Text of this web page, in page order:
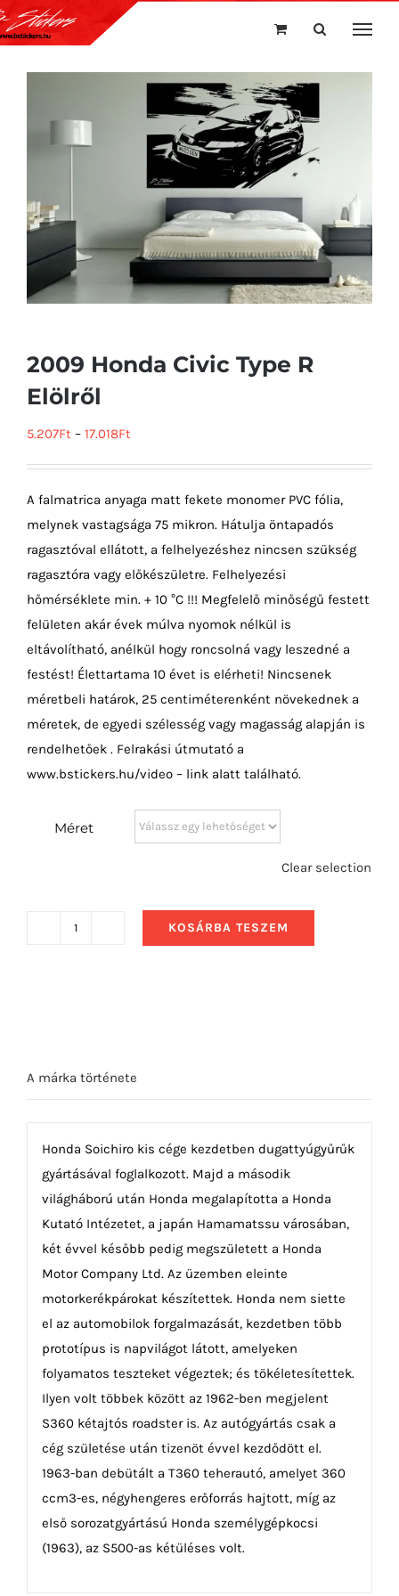
Kihagyás
2009 Honda Civic Type R
Elölről
5.207Ft – 17.018Ft
A falmatrica anyaga matt fekete monomer PVC fólia,
melynek vastagsága 75 mikron. Hátulja öntapadós
ragasztóval ellátott, a felhelyezéshez nincsen szükség
ragasztóra vagy előkészületre. Felhelyezési
hőmérséklete min. + 10 °C !!! Megfelelő minőségű festett
felületen akár évek múlva nyomok nélkül is
eltávolítható, anélkül hogy roncsolná vagy leszedné a
festést! Élettartama 10 évet is elérheti! Nincsenek
méretbeli határok, 25 centiméterenként növekednek a
méretek, de egyedi szélesség vagy magasság alapján is
rendelhetőek . Felrakási útmutató a
www.bstickers.hu/video – link alatt található.
Méret
Clear selection
KOSÁRBA TESZEM
A márka története
Honda Soichiro kis cége kezdetben dugattyúgyűrűk
gyártásával foglalkozott. Majd a második
világháború után Honda megalapította a Honda
Kutató Intézetet, a japán Hamamatssu városában,
két évvel később pedig megszületett a Honda
Motor Company Ltd. Az üzemben eleinte
motorkerékpárokat készítettek. Honda nem siette
el az automobilok forgalmazását, kezdetben több
prototípus is napvilágot látott, amelyeken
folyamatos teszteket végeztek; és tökéletesítettek.
Ilyen volt többek között az 1962-ben megjelent
S360 kétajtós roadster is. Az autógyártás csak a
cég születése után tizenöt évvel kezdődött el.
1963-ban debütált a T360 teherautó, amelyet 360
ccm3-es, négyhengeres erőforrás hajtott, míg az
első sorozatgyártású Honda személygépkocsi
(1963), az S500-as kétüléses volt.